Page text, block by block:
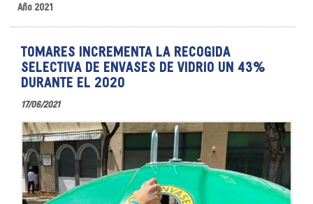
Año 2021
TOMARES INCREMENTA LA RECOGIDA
SELECTIVA DE ENVASES DE VIDRIO UN 43%
DURANTE EL 2020
17/06/2021